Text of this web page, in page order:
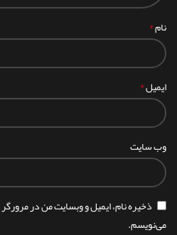
نام*
ایمیل*
وب‌ سایت
ذخیره نام، ایمیل و وبسایت من در
می‌نویسم.